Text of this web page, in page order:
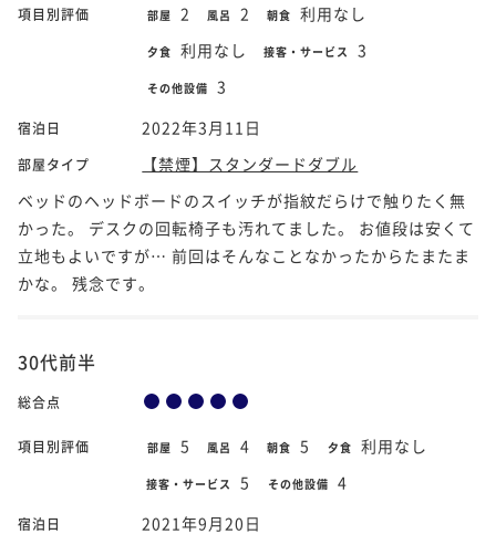
項目別評価 部屋 2 風呂 2 朝食 利用なし
夕食 利用なし 接客・サービス 3
その他設備 3
宿泊日 2022年3月11日
部屋タイプ
【禁煙】スタンダードダブル
ベッドのヘッドボードのスイッチが指紋だらけで触りたく無
かった。 デスクの回転椅子も汚れてました。 お値段は安くて
立地もよいですが… 前回はそんなことなかったからたまたま
かな。 残念です。
30代前半
総合点
項目別評価 部屋 5 風呂 4 朝食 5 夕食 利用なし
接客・サービス 5 その他設備 4
宿泊日 2021年9月20日